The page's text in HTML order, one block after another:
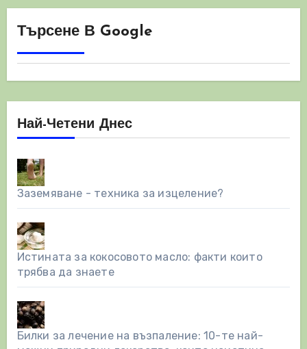
Търсене В Google
Най-Четени Днес
Заземяване - техника за изцеление?
Истината за кокосовото масло: факти които
трябва да знаете
Билки за лечение на възпаление: 10-те най-